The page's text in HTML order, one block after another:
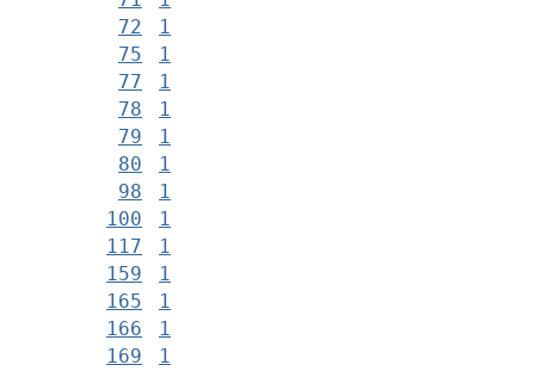
72
1
75
1
77
1
78
1
79
1
80
1
98
1
100
1
117
1
159
1
165
1
166
1
169
1